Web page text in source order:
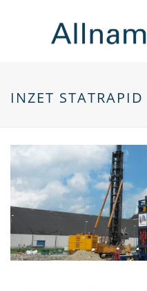
INZET